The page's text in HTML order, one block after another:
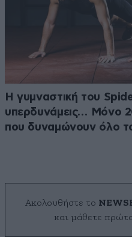
Η γυμναστική του
υπερδυνάμεις… Μόνο
που δυναμώνουν όλο
Ακολουθήστε το
και μάθετε